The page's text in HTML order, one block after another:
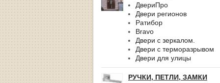
ДвериПро
Двери регионов
Ратибор
Bravo
Двери с зеркалом.
Двери с терморазрывом
Двери для улицы
РУЧКИ, ПЕТЛИ, ЗАМКИ